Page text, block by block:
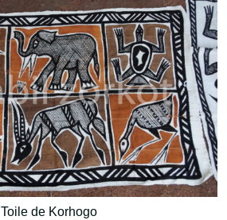
Toile de Korhogo